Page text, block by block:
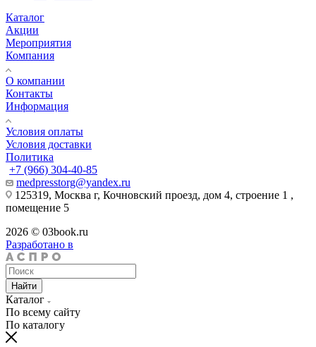
Каталог
Акции
Мероприятия
Компания
О компании
Контакты
Информация
Условия оплаты
Условия доставки
Политика
+7 (966) 304-40-85
medpresstorg@yandex.ru
125319, Москва г, Кочновский проезд, дом 4, строение 1 ,
помещение 5
2026 © 03book.ru
Разработано в
Найти
Каталог
По всему сайту
По каталогу